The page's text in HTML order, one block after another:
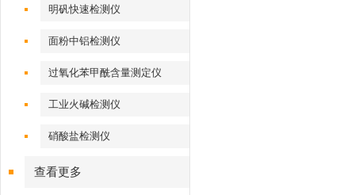
明矾快速检测仪
面粉中铝检测仪
过氧化苯甲酰含量测定仪
工业火碱检测仪
硝酸盐检测仪
查看更多